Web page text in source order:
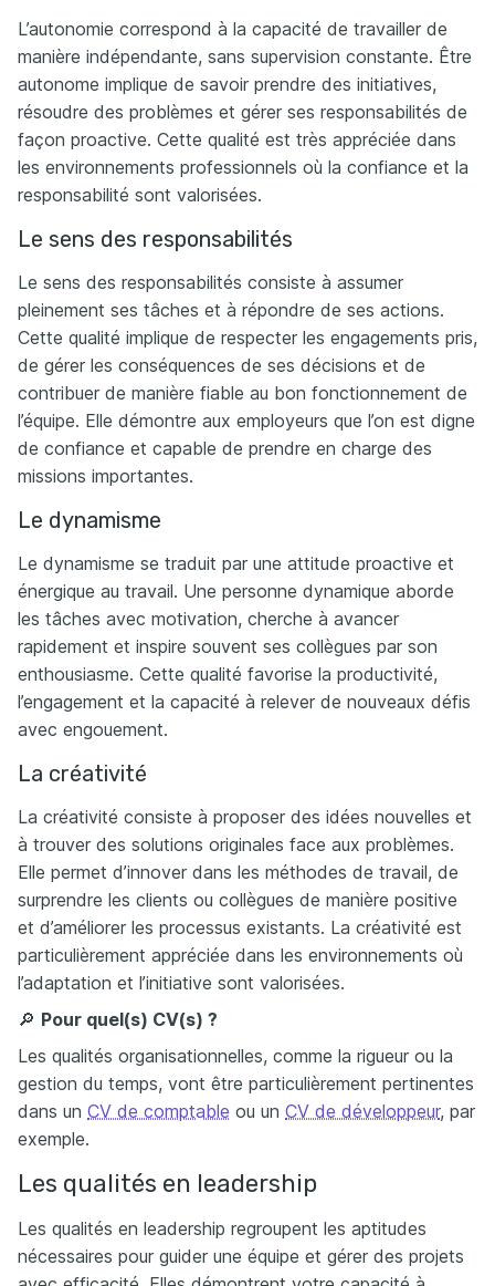
L’autonomie correspond à la capacité de travailler de
manière indépendante, sans supervision constante. Être
autonome implique de savoir prendre des initiatives,
résoudre des problèmes et gérer ses responsabilités de
façon proactive. Cette qualité est très appréciée dans
les environnements professionnels où la confiance et la
responsabilité sont valorisées.
Le sens des responsabilités
Le sens des responsabilités consiste à assumer
pleinement ses tâches et à répondre de ses actions.
Cette qualité implique de respecter les engagements pris,
de gérer les conséquences de ses décisions et de
contribuer de manière fiable au bon fonctionnement de
l’équipe. Elle démontre aux employeurs que l’on est digne
de confiance et capable de prendre en charge des
missions importantes.
Le dynamisme
Le dynamisme se traduit par une attitude proactive et
énergique au travail. Une personne dynamique aborde
les tâches avec motivation, cherche à avancer
rapidement et inspire souvent ses collègues par son
enthousiasme. Cette qualité favorise la productivité,
l’engagement et la capacité à relever de nouveaux défis
avec engouement.
La créativité
La créativité consiste à proposer des idées nouvelles et
à trouver des solutions originales face aux problèmes.
Elle permet d’innover dans les méthodes de travail, de
surprendre les clients ou collègues de manière positive
et d’améliorer les processus existants. La créativité est
particulièrement appréciée dans les environnements où
l’adaptation et l’initiative sont valorisées.
🔎 Pour quel(s) CV(s) ?
Les qualités organisationnelles, comme la rigueur ou la
gestion du temps, vont être particulièrement pertinentes
dans un CV de comptable ou un CV de développeur, par
exemple.
Les qualités en leadership
Les qualités en leadership regroupent les aptitudes
nécessaires pour guider une équipe et gérer des projets